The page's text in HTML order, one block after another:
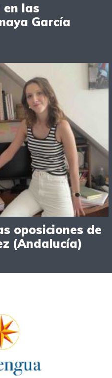
en las
García
oposiciones de
(Andalucía)